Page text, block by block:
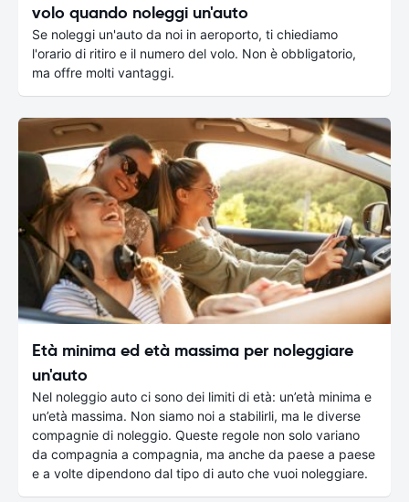
volo quando noleggi un'auto
Se noleggi un'auto da noi in aeroporto, ti chiediamo
l'orario di ritiro e il numero del volo. Non è obbligatorio,
ma offre molti vantaggi.
Età minima ed età massima per noleggiare
un'auto
Nel noleggio auto ci sono dei limiti di età: un’età minima e
un’età massima. Non siamo noi a stabilirli, ma le diverse
compagnie di noleggio. Queste regole non solo variano
da compagnia a compagnia, ma anche da paese a paese
e a volte dipendono dal tipo di auto che vuoi noleggiare.